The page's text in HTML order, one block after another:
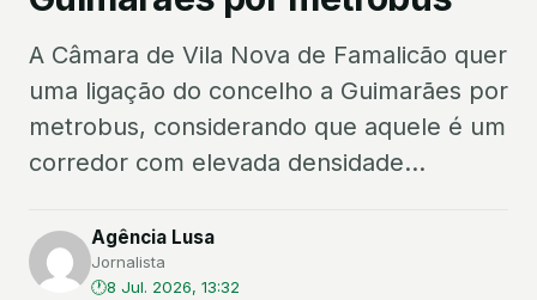
A Câmara de Vila Nova de Famalicão quer
uma ligação do concelho a Guimarães por
metrobus, considerando que aquele é um
corredor com elevada densidade...
Agência Lusa
Jornalista
8 Jul. 2026, 13:32